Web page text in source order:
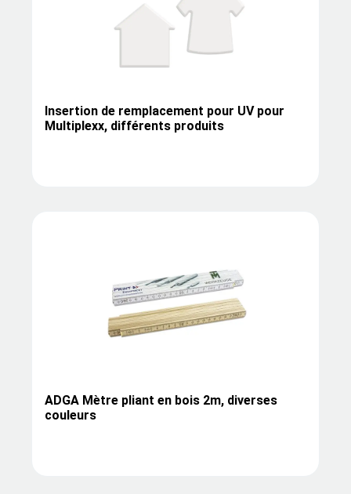
Insertion de remplacement pour UV pour
Multiplexx, différents produits
ADGA Mètre pliant en bois 2m, diverses
couleurs